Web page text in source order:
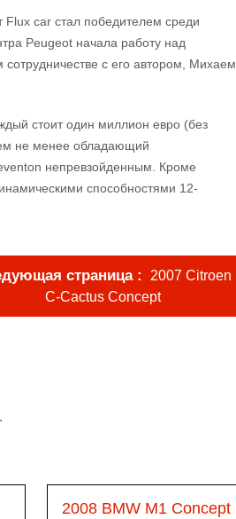
Flux car стал победителем среди
Peugeot начала работу над
с его автором, Михаем
стоит один миллион евро (без
не менее обладающий
непревзойденным. Кроме
способностями 12-
страница
2007 Citroen
C-Cactus Concept
.
2008 BMW M1 Concept